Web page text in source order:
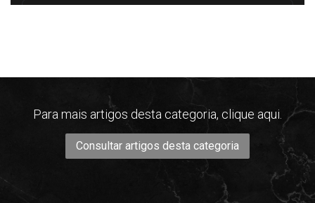
Para mais artigos desta categoria, clique aqui.
Consultar artigos desta categoria